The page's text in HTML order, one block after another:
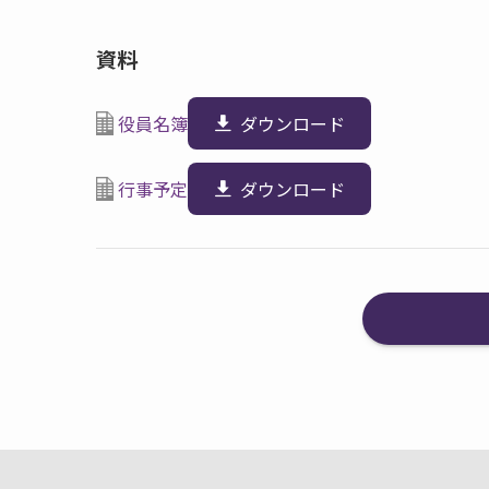
資料
役員名簿 ダウンロード
行事予定 ダウンロード